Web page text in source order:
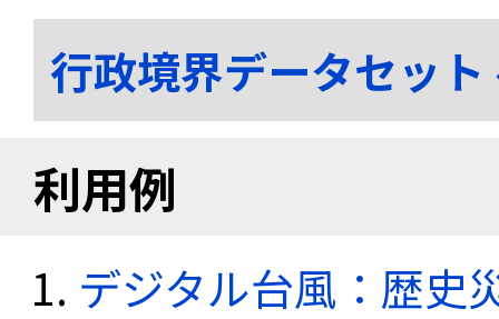
行政境界データセッ
利用例
デジタル台風：歴史